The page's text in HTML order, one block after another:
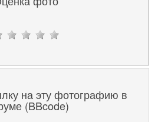
на эту фотографию в
(BBcode)